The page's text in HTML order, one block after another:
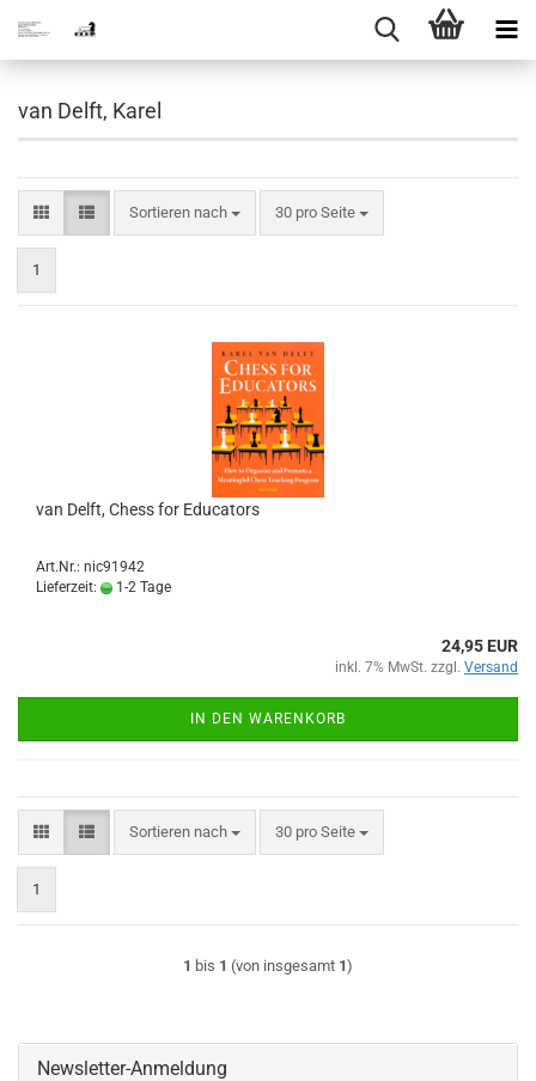
van Delft, Karel
Sortieren nach
Sortieren nach 30 pro Seite
pro Seite
1
van Delft, Chess for Educators
Art.Nr.: nic91942
Lieferzeit:
1-2 Tage
24,95 EUR
inkl. 7% MwSt. zzgl. Versand
IN DEN WARENKORB
Sortieren nach
Sortieren nach 30 pro Seite
pro Seite
1
1 bis 1 (von insgesamt 1)
Newsletter-Anmeldung